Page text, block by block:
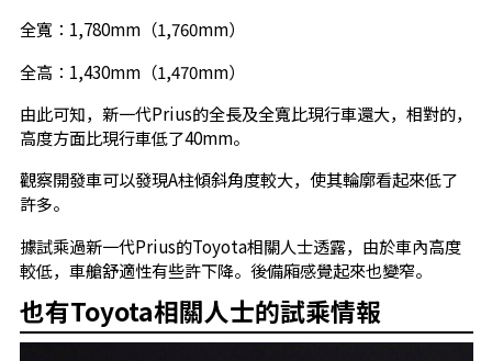
全寬：1,780mm（1,760mm）
全高：1,430mm（1,470mm）
由此可知，新一代Prius的全長及全寬比現行車還大，相對的，
高度方面比現行車低了40mm。
觀察開發車可以發現A柱傾斜角度較大，使其輪廓看起來低了
許多。
據試乘過新一代Prius的Toyota相關人士透露，由於車內高度
較低，車艙舒適性有些許下降。後備廂感覺起來也變窄。
也有Toyota相關人士的試乘情報